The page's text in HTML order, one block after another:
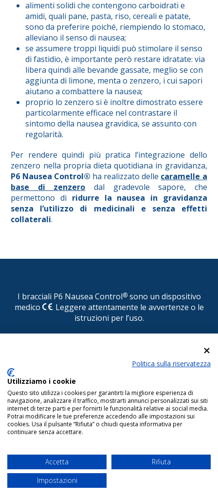
alimenti solidi che contengono carboidrati e
amidi, quali pane, pasta, riso, cereali e patate,
sono da preferire poiché, riempiendo lo stomaco,
alleviano il senso di nausea;
se assumere troppi liquidi può stimolare il senso
di fastidio, è importante però restare idratate: via
libera quindi alle bevande gassate, meglio se con
aggiunta di limone, menta o zenzero, i cui sapori
aiutano a combattere la nausea;
proprio lo zenzero si è inoltre dimostrato essere
particolarmente efficace nel contrastare il
sintomo della nausea gravidica, se assunto con
regolarità.
Per rendere quindi più pratica l’integrazione dello
zenzero nella propria dieta quotidiana in gravidanza,
P6 Nausea Control® ha realizzato delle caramelle a
base di zenzero dal gradevole sapore, che
permettono di ridurre la nausea in gravidanza
senza l’utilizzo di medicinali e senza effetti
collaterali.
I bracciali P6 Nausea Control®sono un dispositivo
medico
. Leggere attentamente le avvertenze o le
istruzioni per l’uso.
DISTRIBUITO IN ITALIA DA CONSULTEAM s.r.l. Via
Pasquale Paoli, 1 - 22100 COMO - Tel.
031.525522/525510 - Fax 031.525484 - E-mail:
info@consulteamsas.com
Reg. Imp. di Como - Cod. Fisc. e P. IVA 01063510406 Capitale Sociale
€.50.000 i.v.
Copyright © 2022 www.p6nauseacontrol.com Tutti i diritti riservati.
Data aut.min.rich. per il sito web = 11/10/2024
Politica sulla riservatezza
Utilizziamo i cookie
Questo sito utilizza i cookies per garantirti la migliore esperienza di
navigazione, analizzare il traffico, mostrarti annunci personalizzati sui siti
internet di terze parti e per fornirti le funzionalità relative ai social media.
Potrai modificare le tue preferenze accedendo alle impostazioni sui
cookies. Usa il pulsante “Rifiuta” o chiudi questa informativa per
continuare senza accettare.
Accetta
Rifiuta
Impostazioni